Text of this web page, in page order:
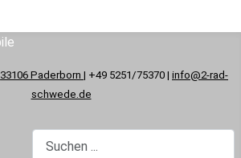
33106 Paderborn | +49 5251/75370 | info@2-rad-
schwede.de